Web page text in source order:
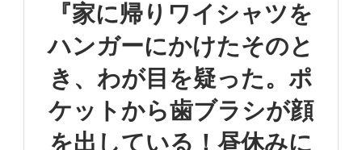
『家に帰りワイシャツを
ハンガーにかけたそのと
き、わが目を疑った。 ポ
ケットから歯ブラシが顔
を出している！ 昼休みに